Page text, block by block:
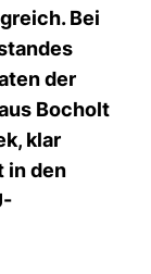
Bei
der
Bocholt
klar
in den